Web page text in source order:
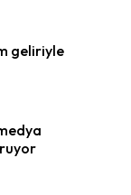
geliriyle